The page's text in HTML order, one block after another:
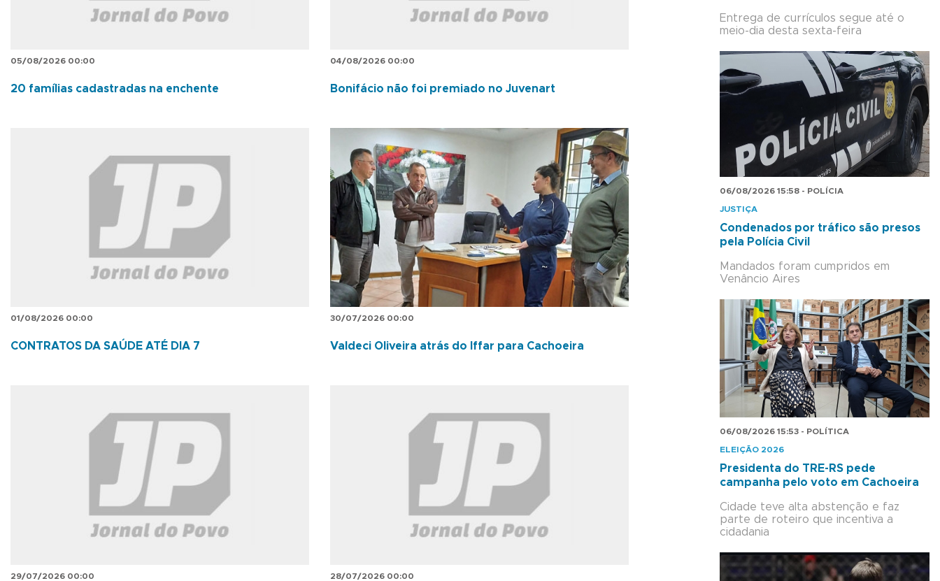
05/08/2026 00:00
20 famílias cadastradas na enchente
04/08/2026 00:00
Bonifácio não foi premiado no Juvenart
01/08/2026 00:00
CONTRATOS DA SAÚDE ATÉ DIA 7
30/07/2026 00:00
Valdeci Oliveira atrás do Iffar para Cachoeira
29/07/2026 00:00 28/07/2026 00:00
Entrega de currículos segue até o
meio-dia desta sexta-feira
06/08/2026 15:58 - POLÍCIA
JUSTIÇA
Condenados por tráfico são presos
pela Polícia Civil
Mandados foram cumpridos em
Venâncio Aires
06/08/2026 15:53 - POLÍTICA
ELEIÇÃO 2026
Presidenta do TRE-RS pede
campanha pelo voto em Cachoeira
Cidade teve alta abstenção e faz
parte de roteiro que incentiva a
cidadania